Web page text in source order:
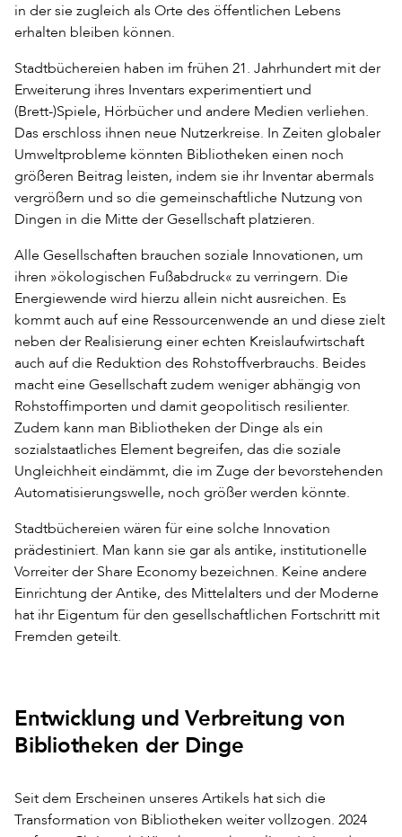
in der sie zugleich als Orte des öffentlichen Lebens
erhalten bleiben können.
Stadtbüchereien haben im frühen 21. Jahrhundert mit der
Erweiterung ihres Inventars experimentiert und
(Brett-)Spiele, Hörbücher und andere Medien verliehen.
Das erschloss ihnen neue Nutzerkreise. In Zeiten globaler
Umweltprobleme könnten Bibliotheken einen noch
größeren Beitrag leisten, indem sie ihr Inventar abermals
vergrößern und so die gemeinschaftliche Nutzung von
Dingen in die Mitte der Gesellschaft platzieren.
Alle Gesellschaften brauchen soziale Innovationen, um
ihren »ökologischen Fußabdruck« zu verringern. Die
Energiewende wird hierzu allein nicht ausreichen. Es
kommt auch auf eine Ressourcenwende an und diese zielt
neben der Realisierung einer echten Kreislaufwirtschaft
auch auf die Reduktion des Rohstoffverbrauchs. Beides
macht eine Gesellschaft zudem weniger abhängig von
Rohstoffimporten und damit geopolitisch resilienter.
Zudem kann man Bibliotheken der Dinge als ein
sozialstaatliches Element begreifen, das die soziale
Ungleichheit eindämmt, die im Zuge der bevorstehenden
Automatisierungswelle, noch größer werden könnte.
Stadtbüchereien wären für eine solche Innovation
prädestiniert. Man kann sie gar als antike, institutionelle
Vorreiter der Share Economy bezeichnen. Keine andere
Einrichtung der Antike, des Mittelalters und der Moderne
hat ihr Eigentum für den gesellschaftlichen Fortschritt mit
Fremden geteilt.
Entwicklung und Verbreitung von
Bibliotheken der Dinge
Seit dem Erscheinen unseres Artikels hat sich die
Transformation von Bibliotheken weiter vollzogen. 2024